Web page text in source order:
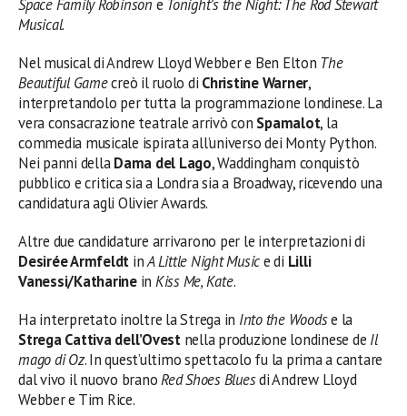
Space Family Robinson e Tonight’s the Night: The Rod Stewart
Musical.
Nel musical di Andrew Lloyd Webber e Ben Elton The
Beautiful Gamecreò il ruolo di Christine Warner,
interpretandolo per tutta la programmazione londinese. La
vera consacrazione teatrale arrivò con Spamalot, la
commedia musicale ispirata all’universo dei Monty Python.
Nei panni dellaDama del Lago, Waddingham conquistò
pubblico e critica sia a Londra sia a Broadway, ricevendo una
candidatura agli Olivier Awards.
Altre due candidature arrivarono per le interpretazioni di
Desirée Armfeldt inA Little Night Musice di Lilli
Vanessi/Katharinein Kiss Me, Kate.
Ha interpretato inoltre la Strega in Into the Woodse la
Strega Cattiva dell’Ovestnella produzione londinese de Il
mago di Oz. In quest’ultimo spettacolo fu la prima a cantare
dal vivo il nuovo branoRed Shoes Bluesdi Andrew Lloyd
Webber e Tim Rice.